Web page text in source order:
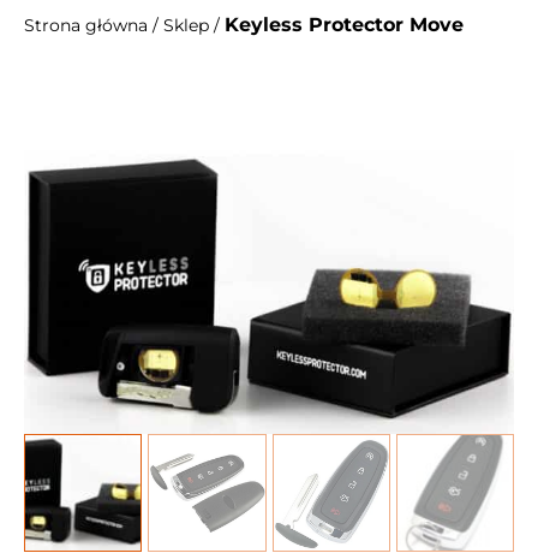
Strona główna / Sklep / Keyless Protector Move